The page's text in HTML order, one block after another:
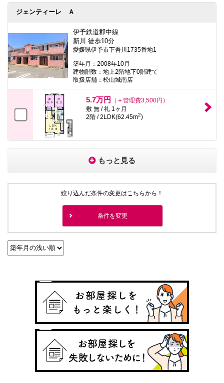
ジェンティーレ Ａ
伊予鉄道郡中線
新川 徒歩10分
愛媛県伊予市下吾川1735番地1
築年月：2008年10月
建物階数：地上2階地下0階建て
取扱店舗：松山城南店
5.7万円
（＋管理費3,500円）
敷 無 / 礼 1ヶ月
2階 / 2LDK(62.45m2)
もっと見る
絞り込んだ条件の変更はこちらから！
条件を変更